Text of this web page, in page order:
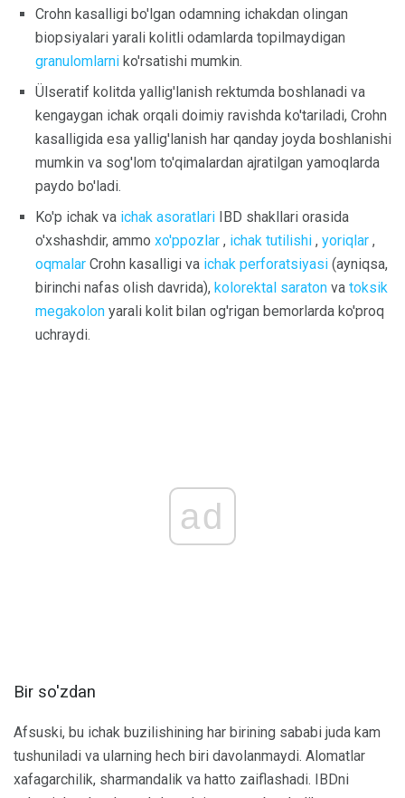
Crohn kasalligi bo'lgan odamning ichakdan olingan
biopsiyalari yarali kolitli odamlarda topilmaydigan
granulomlarni ko'rsatishi mumkin.
Ülseratif kolitda yallig'lanish rektumda boshlanadi va
kengaygan ichak orqali doimiy ravishda ko'tariladi, Crohn
kasalligida esa yallig'lanish har qanday joyda boshlanishi
mumkin va sog'lom to'qimalardan ajratilgan yamoqlarda
paydo bo'ladi.
Ko'p ichak va ichak asoratlari IBD shakllari orasida
o'xshashdir, ammo xo'ppozlar , ichak tutilishi , yoriqlar ,
oqmalar Crohn kasalligi va ichak perforatsiyasi (ayniqsa,
birinchi nafas olish davrida), kolorektal saraton va toksik
megakolon yarali kolit bilan og'rigan bemorlarda ko'proq
uchraydi.
ad
Bir so'zdan
Afsuski, bu ichak buzilishining har birining sababi juda kam
tushuniladi va ularning hech biri davolanmaydi. Alomatlar
xafagarchilik, sharmandalik va hatto zaiflashadi. IBDni